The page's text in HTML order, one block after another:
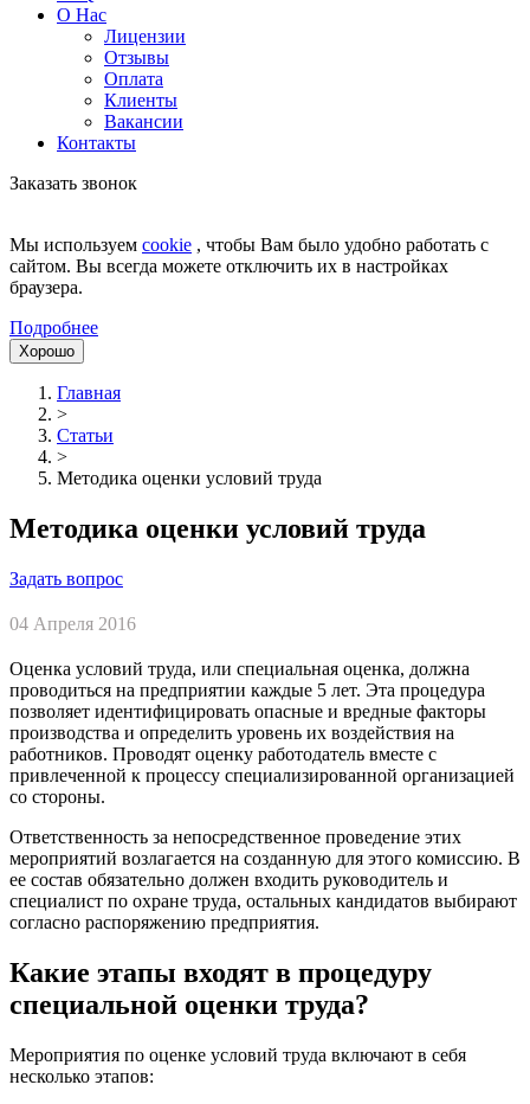
О Нас
Лицензии
Отзывы
Оплата
Клиенты
Вакансии
Контакты
Заказать звонок
Мы используем cookie , чтобы Вам было удобно работать с
сайтом. Вы всегда можете отключить их в настройках
браузера.
Подробнее
Хорошо
Главная
>
Статьи
>
Методика оценки условий труда
Методика оценки условий труда
Задать вопрос
04 Апреля 2016
Оценка условий труда, или специальная оценка, должна
проводиться на предприятии каждые 5 лет. Эта процедура
позволяет идентифицировать опасные и вредные факторы
производства и определить уровень их воздействия на
работников. Проводят оценку работодатель вместе с
привлеченной к процессу специализированной организацией
со стороны.
Ответственность за непосредственное проведение этих
мероприятий возлагается на созданную для этого комиссию. В
ее состав обязательно должен входить руководитель и
специалист по охране труда, остальных кандидатов выбирают
согласно распоряжению предприятия.
Какие этапы входят в процедуру
специальной оценки труда?
Мероприятия по оценке условий труда включают в себя
несколько этапов: